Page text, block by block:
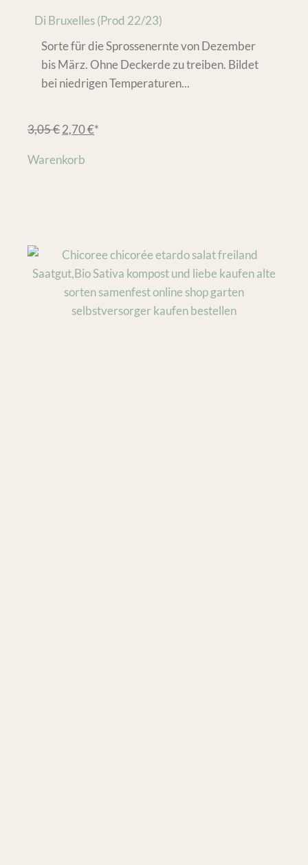
Di Bruxelles (Prod 22/23)
Sorte für die Sprossenernte von Dezember
bis März. Ohne Deckerde zu treiben. Bildet
bei niedrigen Temperaturen...
3,05€2,70€*
Warenkorb